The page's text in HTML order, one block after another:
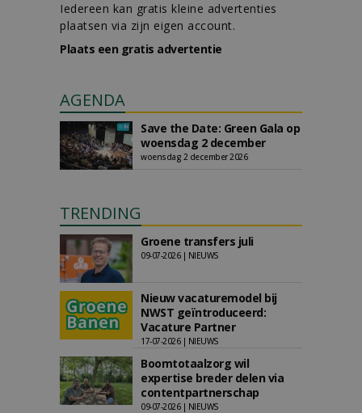
Iedereen kan gratis kleine advertenties
plaatsen via zijn eigen account.
Plaats een gratis advertentie
AGENDA
Save the Date: Green Gala op
woensdag 2 december
woensdag 2 december 2026
TRENDING
Groene transfers juli
09-07-2026 | NIEUWS
Nieuw vacaturemodel bij
NWST geïntroduceerd:
Vacature Partner
17-07-2026 | NIEUWS
Boomtotaalzorg wil
expertise breder delen via
contentpartnerschap
09-07-2026 | NIEUWS